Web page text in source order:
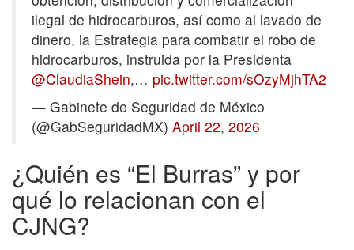
ilegal de hidrocarburos, así como al lavado de
dinero, la Estrategia para combatir el robo de
hidrocarburos, instruida por la Presidenta
@ClaudiaShein,… pic.twitter.com/sOzyMjhTA2
— Gabinete de Seguridad de México
(@GabSeguridadMX) April 22, 2026
¿Quién es “El Burras” y por
qué lo relacionan con el
CJNG?